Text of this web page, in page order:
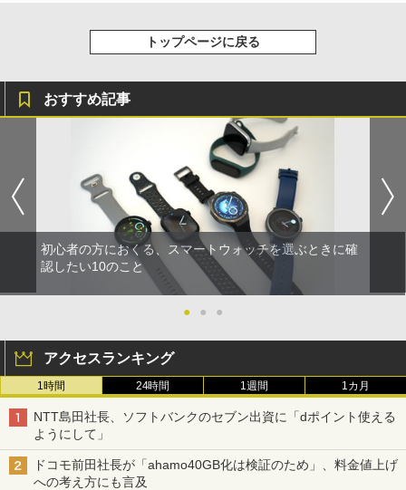
トップページに戻る
おすすめ記事
初心者の方におくる、スマートウォッチを選ぶときに確
認したい10のこと
● ● ●
アクセスランキング
1時間 24時間 1週間 1カ月
NTT島田社長、ソフトバンクのセブン出資に「dポイント使える
ようにして」
ドコモ前田社長が「ahamo40GB化は検証のため」、料金値上げ
への考え方にも言及